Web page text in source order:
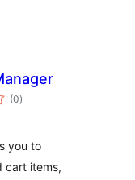
(0celkové
hodnocení
)
you to
cart items,